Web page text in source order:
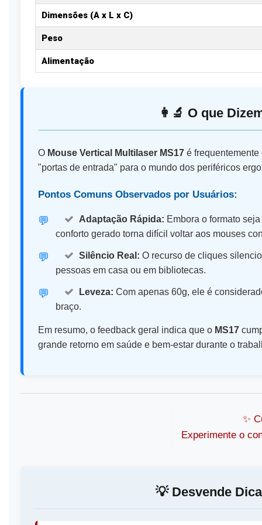
Dimensões (A x L x C)
Peso
Alimentação
👩️‍🔬 O que
O Mouse Vertical Multilaser MS17 é
"portas de entrada" para o mundo dos periféricos
Pontos Comuns Observados por Usuários:
💬️ Adaptação Rápida: Embora o formato
conforto gerado torna difícil voltar aos mouses
💬️ Silêncio Real: O recurso de cliques
pessoas em casa ou em bibliotecas.
💬️ Leveza: Com apenas 60g, ele é
braço.
Em resumo, o feedback geral indica que o MS17
grande retorno em saúde e bem-estar durante o
✨️
Experimente o
💡️ Desvende